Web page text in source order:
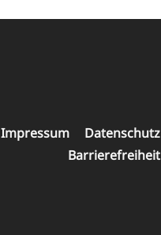
Impressum
Datenschutz
Barrierefreiheit